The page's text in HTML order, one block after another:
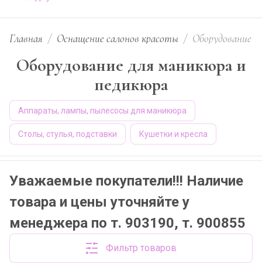
Главная / Оснащение салонов красоты / Оборудование
Оборудование для маникюра и
педикюра
Аппараты, лампы, пылесосы для маникюра
Столы, стулья, подставки Кушетки и кресла
Уважаемые покупатели!!! Наличие
товара и цены уточняйте у
менеджера по т. 903190, т. 900855
Фильтр товаров